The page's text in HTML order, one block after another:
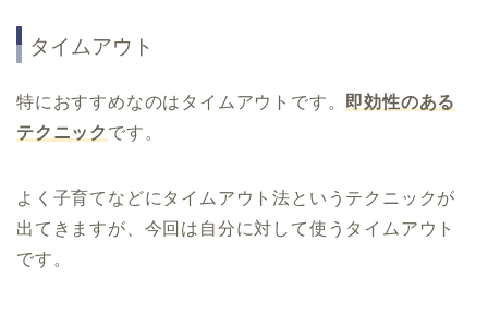
タイムアウト
特におすすめなのはタイムアウトです。
即効性のある
テクニック です。
よく子育てなどにタイムアウト法というテクニックが
出てきますが、今回は自分に対して使うタイムアウト
です。